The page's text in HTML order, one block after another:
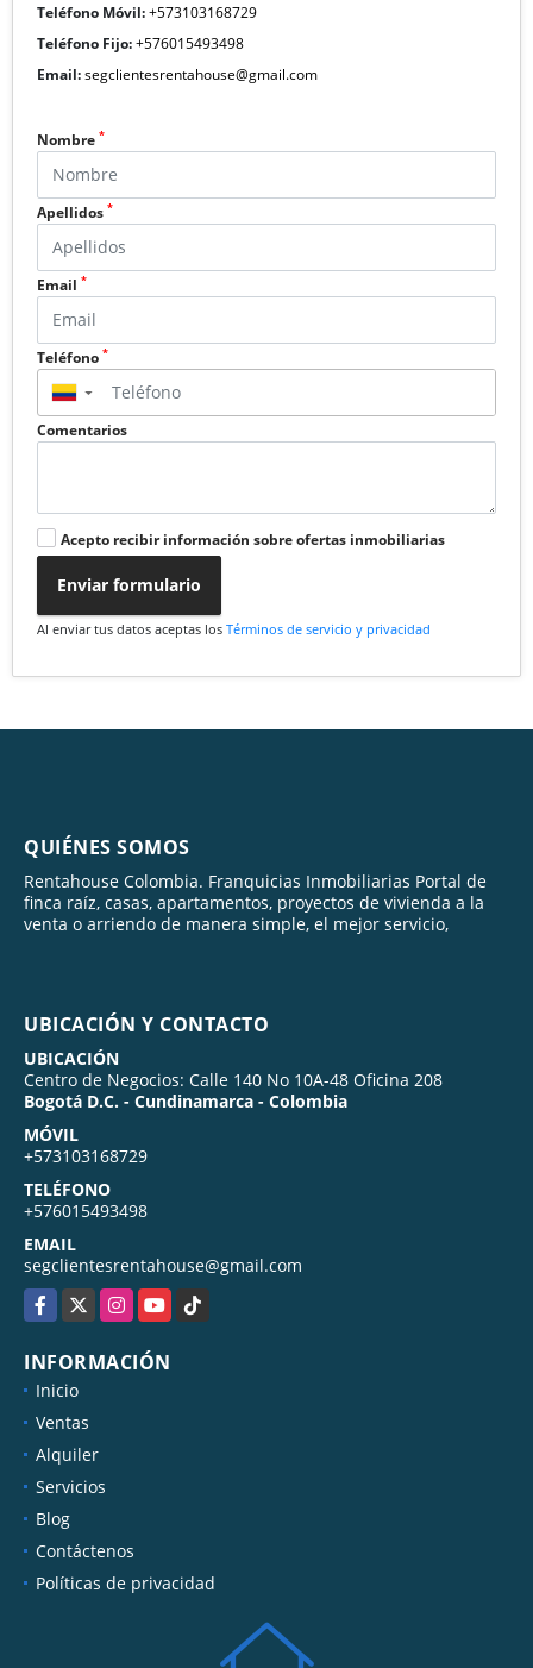
Teléfono Móvil:+573103168729
Teléfono Fijo:+576015493498
Email:segclientesrentahouse@gmail.com
Nombre *
Apellidos *
Email *
Teléfono *
▼
Comentarios
Acepto recibir información sobre ofertas inmobiliarias
Enviar formulario
Al enviar tus datos aceptas los Términos de servicio y privacidad
QUIÉNES SOMOS
Rentahouse Colombia. Franquicias Inmobiliarias Portal de
finca raíz, casas, apartamentos, proyectos de vivienda a la
venta o arriendo de manera simple, el mejor servicio,
UBICACIÓN Y CONTACTO
UBICACIÓN
Centro de Negocios: Calle 140 No 10A-48 Oficina 208
Bogotá D.C. - Cundinamarca - Colombia
MÓVIL
+573103168729
TELÉFONO
+576015493498
EMAIL
segclientesrentahouse@gmail.com
Facebook
X InstagramYouTubeTikTok
INFORMACIÓN
Inicio
Ventas
Alquiler
Servicios
Blog
Contáctenos
Políticas de privacidad